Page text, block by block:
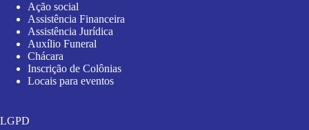
Ação social
Assistência Financeira
Assistência Jurídica
Auxílio Funeral
Chácara
Inscrição de Colônias
Locais para eventos
LGPD